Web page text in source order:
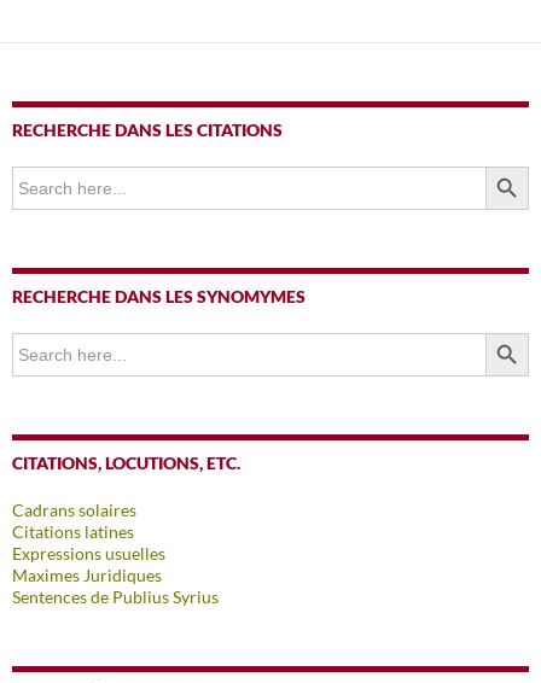
RECHERCHE DANS LES CITATIONS
Search
for:
SEARCH
RECHERCHE DANS LES SYNOMYMES
Search
for:
SEARCH
CITATIONS, LOCUTIONS, ETC.
Cadrans solaires
Citations latines
Expressions usuelles
Maximes Juridiques
Sentences de Publius Syrius